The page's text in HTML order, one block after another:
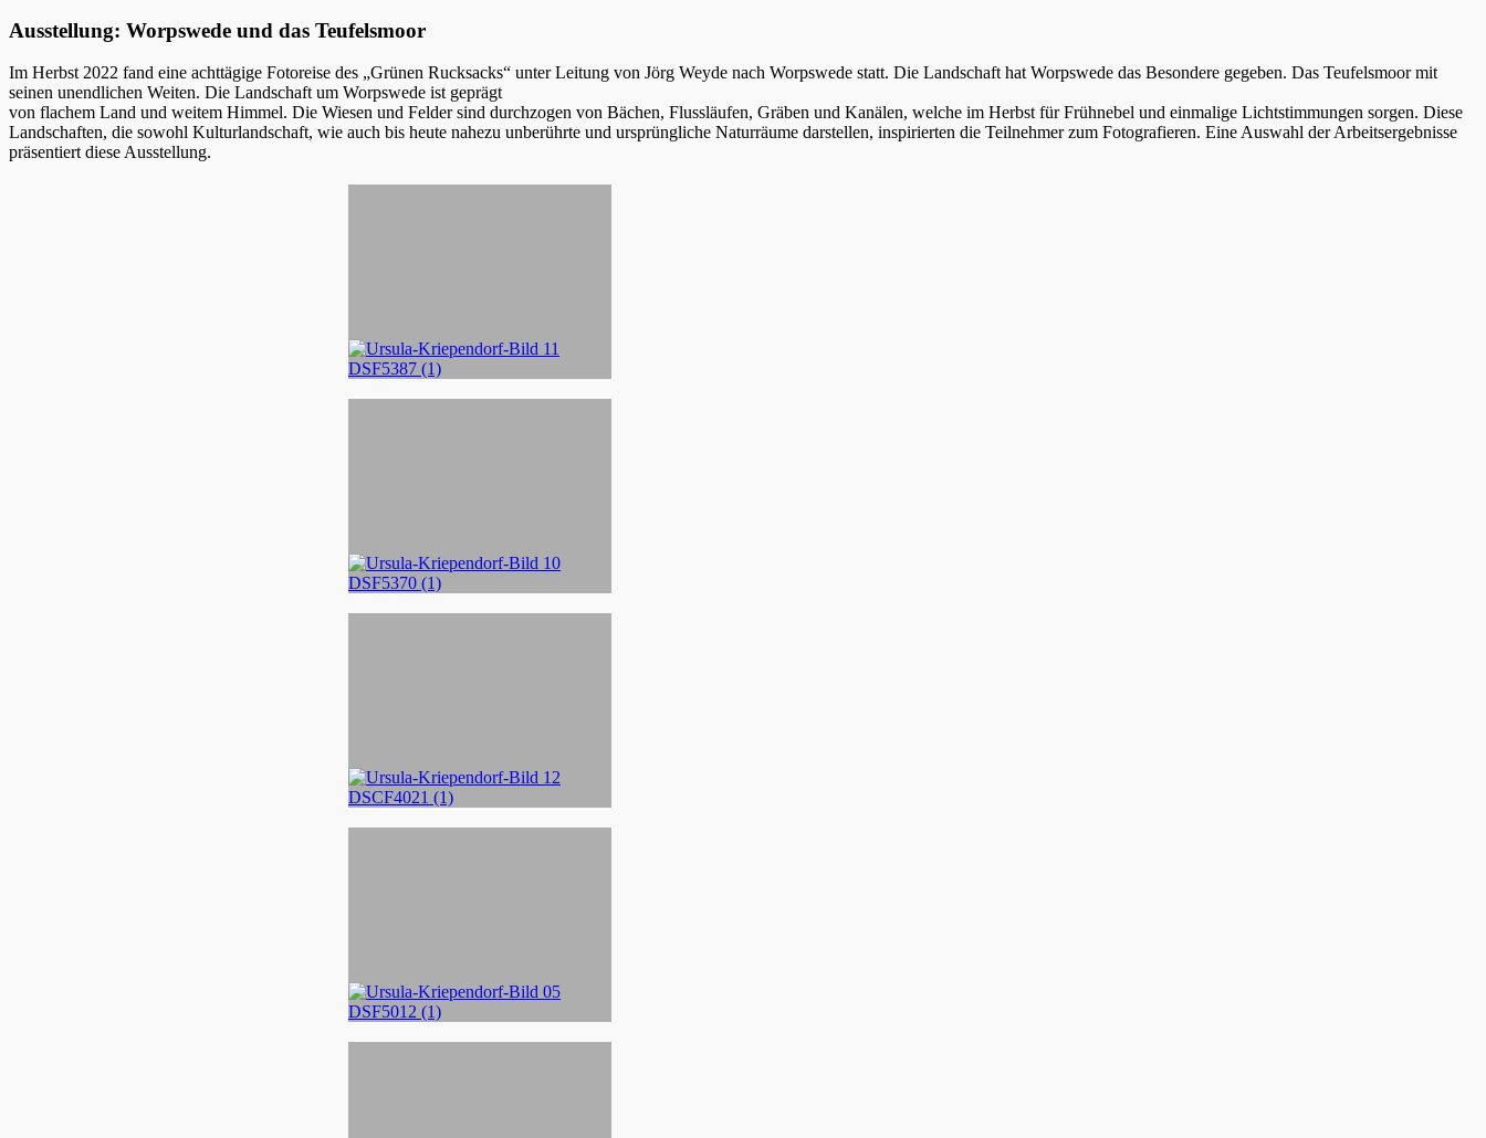
Ausstellung: Worpswede und das Teufelsmoor
Im Herbst 2022 fand eine achttägige Fotoreise des „Grünen Rucksacks“ unter Leitung von Jörg Weyde nach Worpswede statt. Die Landschaft hat Worpswede das Besondere gegeben. Das Teufelsmoor mit
seinen unendlichen Weiten. Die Landschaft um Worpswede ist geprägt
von flachem Land und weitem Himmel. Die Wiesen und Felder sind durchzogen von Bächen, Flussläufen, Gräben und Kanälen, welche im Herbst für Frühnebel und einmalige Lichtstimmungen sorgen. Diese
Landschaften, die sowohl Kulturlandschaft, wie auch bis heute nahezu unberührte und ursprüngliche Naturräume darstellen, inspirierten die Teilnehmer zum Fotografieren. Eine Auswahl der Arbeitsergebnisse
präsentiert diese Ausstellung.